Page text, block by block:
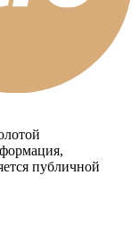
публичной